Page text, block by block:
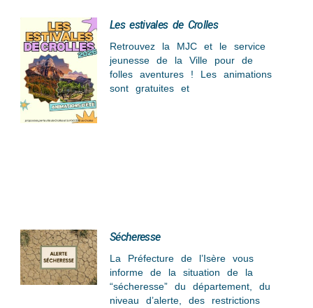
Les estivales de Crolles
Retrouvez la MJC et le service
jeunesse de la Ville pour de
folles aventures ! Les animations
sont gratuites et
Sécheresse
La Préfecture de l’Isère vous
informe de la situation de la
“sécheresse” du département, du
niveau d’alerte, des restrictions